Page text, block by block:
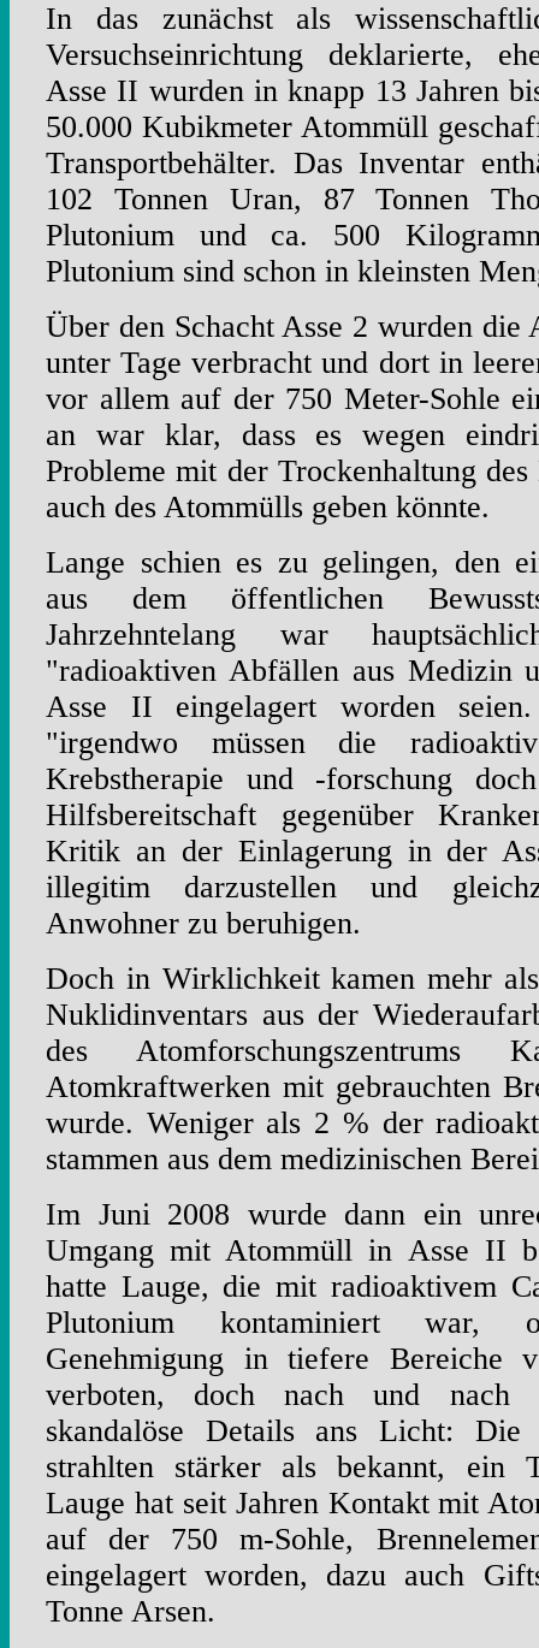
In das zunächst als
Versuchseinrichtung deklarierte,
Asse II wurden in knapp 13 Jahren
50.000 Kubikmeter Atommüll
Transportbehälter. Das Inventar
102 Tonnen Uran, 87 Tonnen
Plutonium und ca. 500
Plutonium sind schon in kleinsten
Über den Schacht Asse 2 wurden die
unter Tage verbracht und dort in
vor allem auf der 750 Meter-Sohle
an war klar, dass es wegen
Probleme mit der Trockenhaltung
auch des Atommülls geben könnte.
Lange schien es zu gelingen, den
aus dem öffentlichen
Jahrzehntelang war
"radioaktiven Abfällen aus Medizin
Asse II eingelagert worden
"irgendwo müssen die
Krebstherapie und -forschung
Hilfsbereitschaft gegenüber
Kritik an der Einlagerung in der
illegitim darzustellen und
Anwohner zu beruhigen.
Doch in Wirklichkeit kamen mehr
Nuklidinventars aus der
des
Atomkraftwerken mit gebrauchten
wurde. Weniger als 2 % der
stammen aus dem medizinischen
Im Juni 2008 wurde dann ein
Umgang mit Atommüll in Asse II
hatte Lauge, die mit radioaktivem
Plutonium kontaminiert war,
Genehmigung in tiefere Bereiche
verboten, doch nach und nach
skandalöse Details ans Licht: Die
strahlten stärker als bekannt, ein
Lauge hat seit Jahren Kontakt mit
auf der 750 m-Sohle,
eingelagert worden, dazu auch
Tonne Arsen.